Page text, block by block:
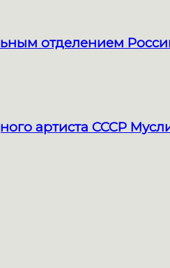
отделением
артиста СССР